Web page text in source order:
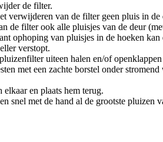
de filter.
verwijderen van de filter geen pluis in de
de filter ook alle pluisjes van de deur
ophoping van pluisjes in de hoeken
verstopt.
uiteen halen en/of openklappen
met een zachte borstel onder
en plaats hem terug.
snel met de hand al de grootste pluizen